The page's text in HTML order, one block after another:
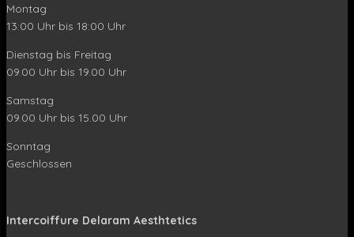
Montag
13:00 Uhr bis 18:00 Uhr
Dienstag bis Freitag
09.00 Uhr bis 19.00 Uhr
Samstag
09.00 Uhr bis 15.00 Uhr
Sonntag
Geschlossen
Intercoiffure Delaram Aesthtetics